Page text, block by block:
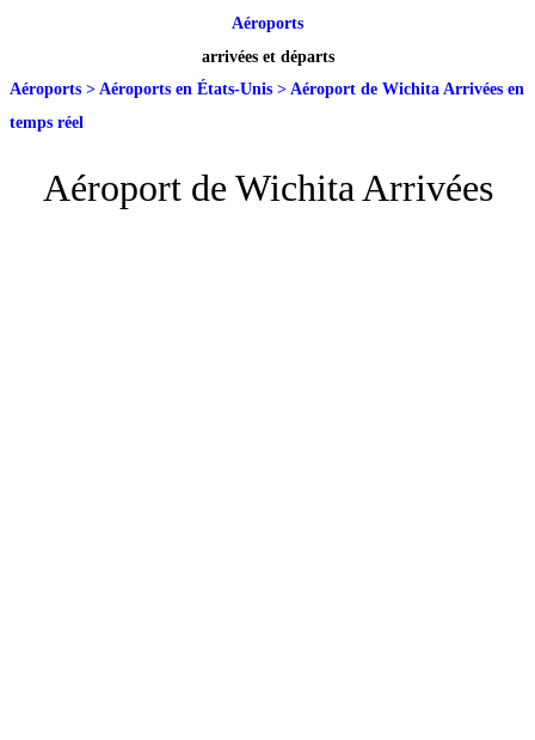
Aéroports
arrivées et départs
Aéroports > Aéroports en États-Unis > Aéroport de Wichita Arrivées en
temps réel
Aéroport de Wichita Arrivées